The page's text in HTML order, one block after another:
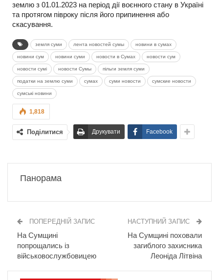
землю з 01.01.2023 на період дії воєнного стану в Україні
та протягом півроку після його припинення або
скасування.
земля суми лента новостей сумы новини в сумах
новини сум новини суми новости в Сумах новости сум
новости сумі новости Сумы пільги земля суми
податки на землю суми сумах суми новости сумские новости
сумські новини
1,818
Поділитися Друкувати Facebook
Панорама
ПОПЕРЕДНІЙ ЗАПИС
На Сумщині
попрощались із
військовослужбовицею
НАСТУПНИЙ ЗАПИС
На Сумщині поховали
загиблого захисника
Леоніда Літвіна